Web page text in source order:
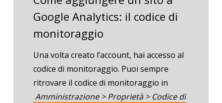
Google Analytics: il codice di
monitoraggio
Una volta creato l’account, hai accesso al
codice di monitoraggio. Puoi sempre
ritrovare il codice di monitoraggio in
Amministrazione > Proprietà > Codice di